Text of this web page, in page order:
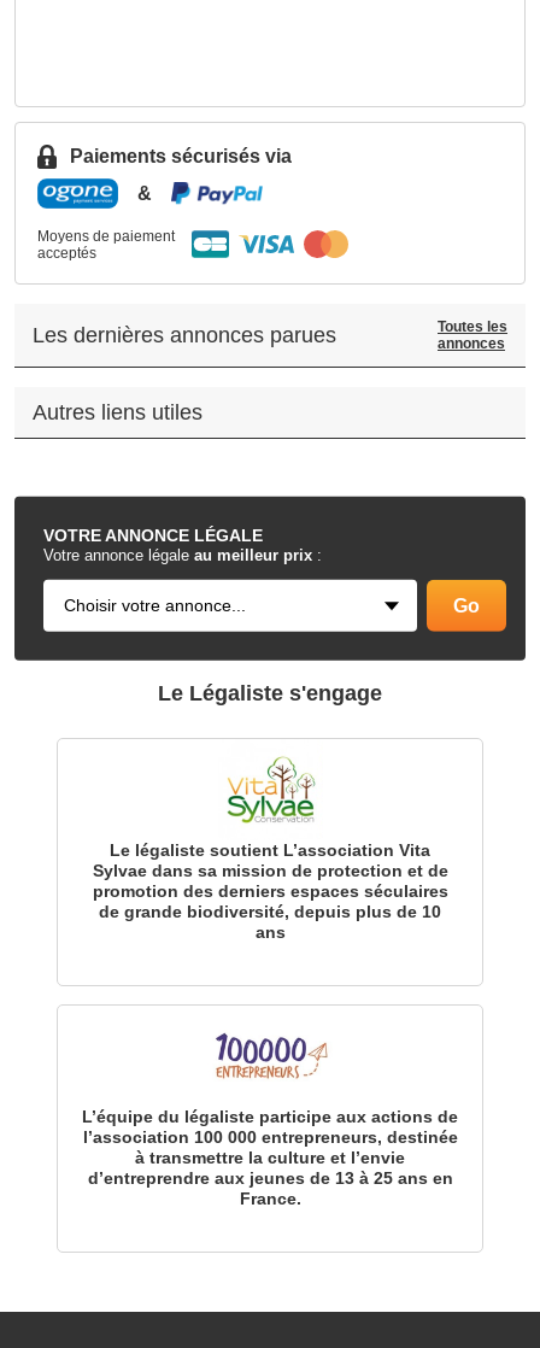
VOTREANNONCE LÉGALE
Votre annonce légale au meilleur prix :
Paiements sécurisés via
&
Moyens de paiement
acceptés
Les dernières annonces parues
Toutes les
annonces
Autres liens utiles
.
Le Légaliste s'engage
Le légaliste soutient L’association Vita
Sylvae dans sa mission de protection et de
promotion des derniers espaces séculaires
de grande biodiversité, depuis plus de 10
ans
L’équipe du légaliste participe aux actions de
l’association 100 000 entrepreneurs, destinée
à transmettre la culture et l’envie
d’entreprendre aux jeunes de 13 à 25 ans en
France.